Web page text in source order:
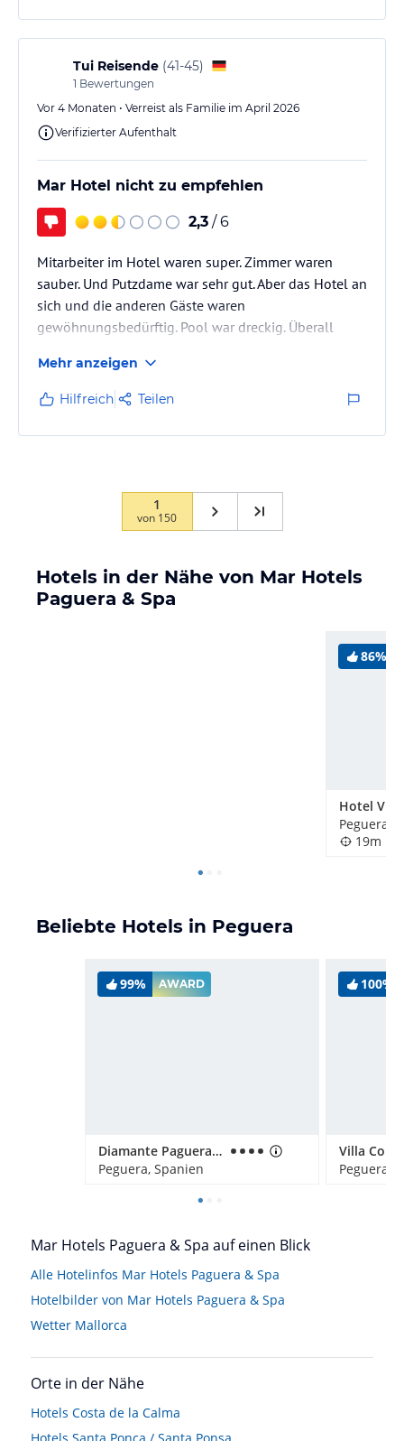
Tui Reisende (41-45)
1 Bewertungen
Vor 4 Monaten • Verreist als Familie im April 2026
Verifizierter Aufenthalt
Mar Hotel nicht zu empfehlen
2,3 / 6
Mitarbeiter im Hotel waren super. Zimmer waren
sauber. Und Putzdame war sehr gut. Aber das Hotel an
sich und die anderen Gäste waren
gewöhnungsbedürftig. Pool war dreckig. Überall
Mein Kind ist nicht in dieses Wasser gegangen.
Snackbar war ein Witz. Wurde von anderen Gästen mit
den Fingern genutzt statt mit der zugehörigen Zange.
Und es wurde sogar von der Zange abgeleckt.
Mehr anzeigen
Hilfreich Teilen
1
von 150
Hotels in der Nähe von Mar Hotels
Paguera & Spa
86%
Hotel
Peguera,
19m
Beliebte Hotels in Peguera
99% AWARD
Diamante Paguera Boutique Hotel
Peguera, Spanien
100%
Peguera,
Mar Hotels Paguera & Spa auf einen Blick
Alle Hotelinfos Mar Hotels Paguera & Spa
Hotelbilder von Mar Hotels Paguera & Spa
Wetter Mallorca
Orte in der Nähe
Hotels Costa de la Calma
Hotels Santa Ponça / Santa Ponsa